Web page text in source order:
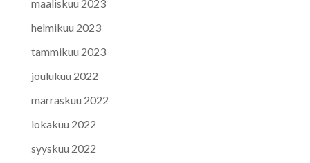
maaliskuu 2023
helmikuu 2023
tammikuu 2023
joulukuu 2022
marraskuu 2022
lokakuu 2022
syyskuu 2022